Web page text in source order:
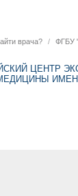
врача? ФГБУ
ЦЕНТР